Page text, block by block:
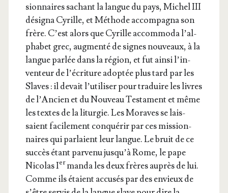
sion­naires sachant la langue du pays, Michel III
dési­gna Cyrille, et Méthode accom­pa­gna son
frère. C’est alors que Cyrille accom­mo­da l’al­
pha­bet grec, aug­men­té de signes nou­veaux, à la
langue par­lée dans la région, et fut ain­si l’in­
ven­teur de l’é­cri­ture adop­tée plus tard par les
Slaves : il devait l’u­ti­li­ser pour tra­duire les livres
de l’An­cien et du Nou­veau Tes­ta­ment et même
les textes de la litur­gie. Les Moraves se lais­
saient faci­le­ment conqué­rir par ces mis­sion­
naires qui par­laient leur langue. Le bruit de ce
suc­cès étant par­ve­nu jus­qu’à Rome, le pape
Nico­las Ierman­da les deux frères auprès de lui.
Comme ils étaient accu­sés par des envieux de